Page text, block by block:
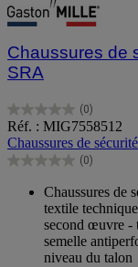
Chaussures de
SRA
(0)
0.0
sur
5
étoiles.
Réf. : MIG7558512
Chaussures de
(0)
0.0
étoiles.
Chaussures de
textile
second œuvre -
semelle
niveau du talon